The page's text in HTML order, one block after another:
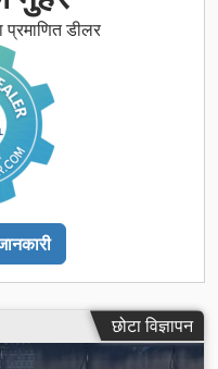
डीलर
छोटा विज्ञापन